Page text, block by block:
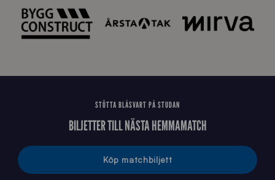
STÖTTA BLÅSVART PÅ STUDAN
BILJETTER TILL NÄSTA HEMMAMATCH
Köp matchbiljett